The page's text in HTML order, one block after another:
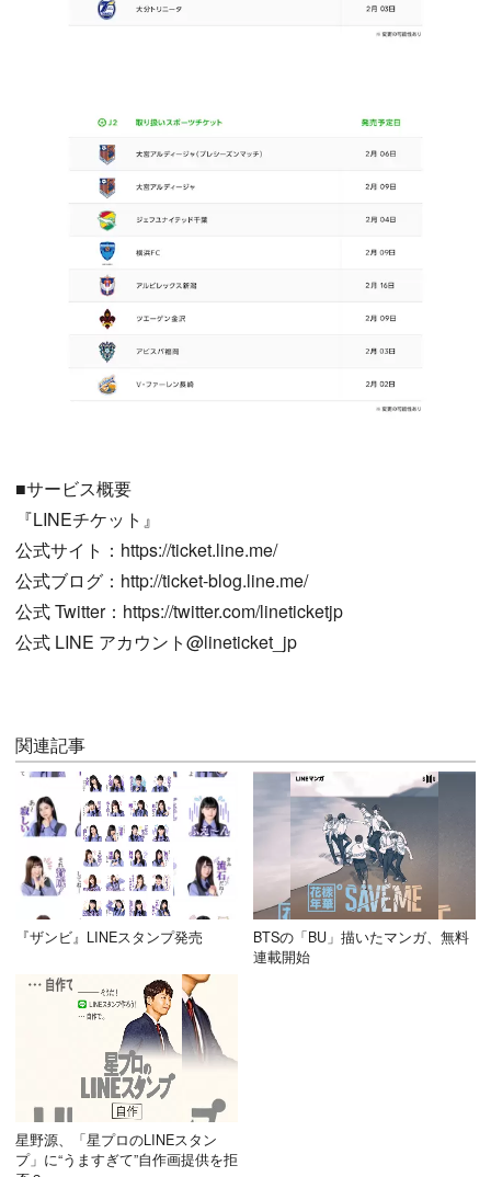
■サービス概要
『LINEチケット』
公式サイト：https://ticket.line.me/
公式ブログ：http://ticket-blog.line.me/
公式 Twitter：https://twitter.com/lineticketjp
公式 LINE アカウント@lineticket_jp
関連記事
『ザンビ』LINEスタンプ発売
BTSの「BU」描いたマンガ、無料
連載開始
星野源、「星プロのLINEスタン
プ」に“うますぎて”自作画提供を拒